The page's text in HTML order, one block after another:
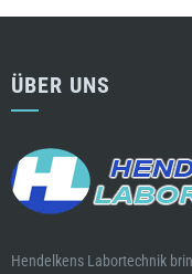
ÜBER UNS
Hendelkens Labortechnik